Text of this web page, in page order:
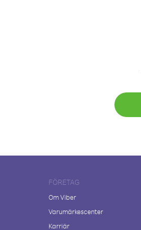
FÖRETAG
Om Viber
Varumärkescenter
Karriär